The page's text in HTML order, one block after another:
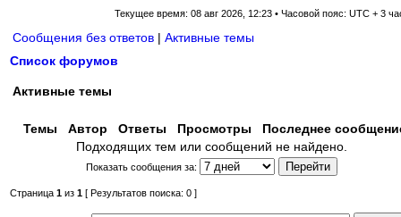
Текущее время: 08 авг 2026, 12:23 • Часовой пояс: UTC + 3
Сообщения без ответов | Активные темы
Список форумов
Активные темы
Темы Автор Ответы Просмотры
Последнее
Подходящих тем или сообщений не найдено.
Показать сообщения за:
Страница 1 из 1 [ Результатов поиска: 0 ]